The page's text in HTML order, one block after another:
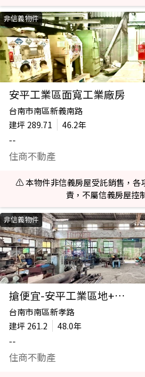
非信義物件
安平工業區面寬工業廠房
台南市南區新義南路
建坪 289.71
46.2年
--
住商不動產
⚠️ 本物件非信義房屋受託銷售，各
責，不屬信義房屋控
非信義物件
搶便宜-安平工業區地+廠房
台南市南區新孝路
建坪 261.2
48.0年
--
住商不動產